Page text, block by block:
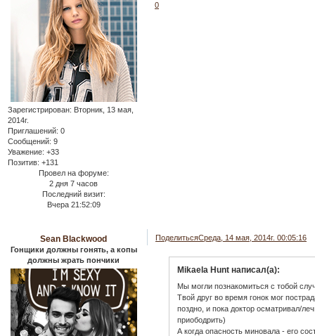
Зарегистрирован: Вторник, 13 мая,
2014г.
Приглашений: 0
Сообщений: 9
Уважение: +33
Позитив: +131
Провел на форуме:
2 дня 7 часов
Последний визит:
Вчера 21:52:09
0
ПоделитьсяСреда, 14 мая, 2014г. 00:05:16
Sean Blackwood
Гонщики должны гонять, а копы
должны жрать пончики
Mikaela Hunt написал(а):
Мы могли познакомиться с тобой
Твой друг во время гонок мог
поздно, и пока доктор осматривал/
приободрить)
А когда опасность миновала - его